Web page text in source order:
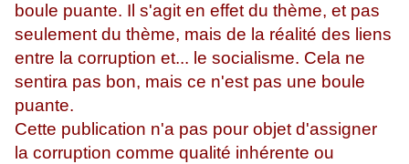
boule puante. Il s'agit en effet du thème, et pas
seulement du thème, mais de la réalité des liens
entre la corruption et... le socialisme. Cela ne
sentira pas bon, mais ce n'est pas une boule
puante.
Cette publication n'a pas pour objet d'assigner
la corruption comme qualité inhérente ou